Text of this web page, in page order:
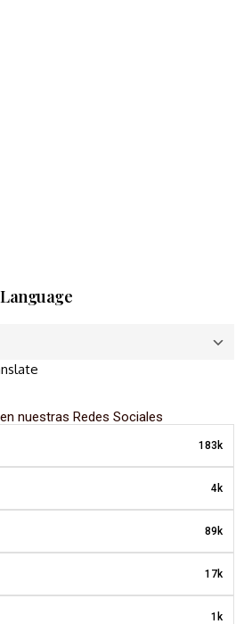
nuestras Redes Sociales
183k
4k
89k
17k
1k